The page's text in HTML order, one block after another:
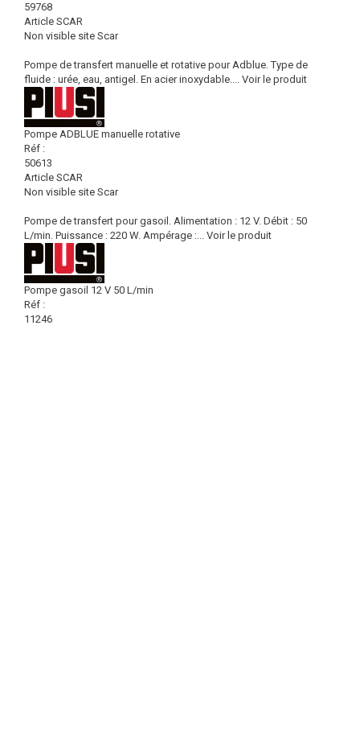
59768
Article SCAR
Non visible site Scar
Pompe de transfert manuelle et rotative pour Adblue. Type de
fluide : urée, eau, antigel. En acier inoxydable.... Voir le produit
Pompe ADBLUE manuelle rotative
Réf :
50613
Article SCAR
Non visible site Scar
Pompe de transfert pour gasoil. Alimentation : 12 V. Débit : 50
L/min. Puissance : 220 W. Ampérage :... Voir le produit
Pompe gasoil 12 V 50 L/min
Réf :
11246